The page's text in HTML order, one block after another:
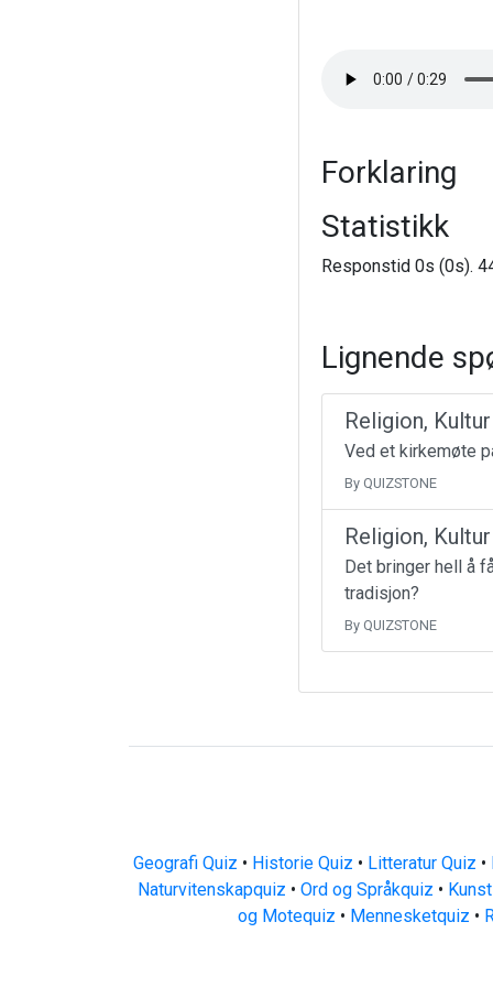
Forklaring
Statistikk
Responstid 0s (0s).
Lignende
Religion,
Ved et kirkemøte
By QUIZSTONE
Religion,
Det bringer hell å
tradisjon?
By QUIZSTONE
Geografi Quiz • Historie Quiz • Litteratur Quiz •
Naturvitenskapquiz • Ord og Språkquiz •
og Motequiz • Mennesketquiz •